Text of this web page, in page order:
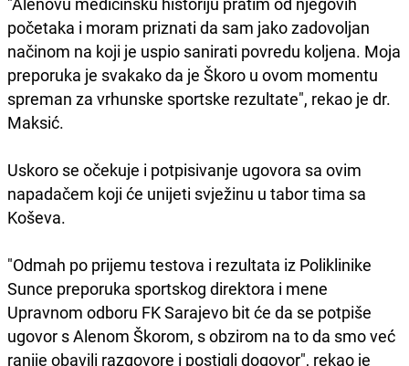
početaka i moram priznati da sam jako zadovoljan
načinom na koji je uspio sanirati povredu koljena. Moja
preporuka je svakako da je Škoro u ovom momentu
spreman za vrhunske sportske rezultate", rekao je dr.
Maksić.
Uskoro se očekuje i potpisivanje ugovora sa ovim
napadačem koji će unijeti svježinu u tabor tima sa
Koševa.
"Odmah po prijemu testova i rezultata iz Poliklinike
Sunce preporuka sportskog direktora i mene
Upravnom odboru FK Sarajevo bit će da se potpiše
ugovor s Alenom Škorom, s obzirom na to da smo već
ranije obavili razgovore i postigli dogovor", rekao je